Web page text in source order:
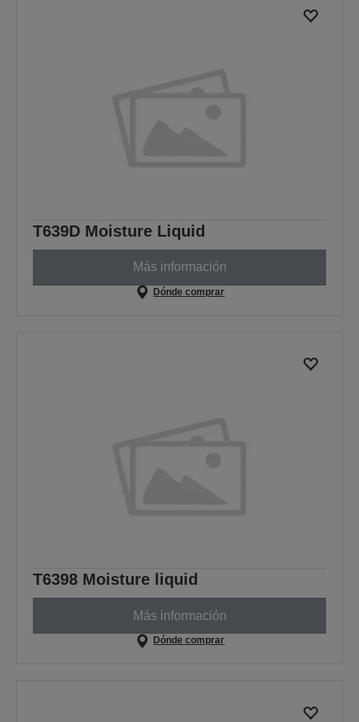
T639D Moisture Liquid
Más información
Dónde comprar
T6398 Moisture liquid
Más información
Dónde comprar